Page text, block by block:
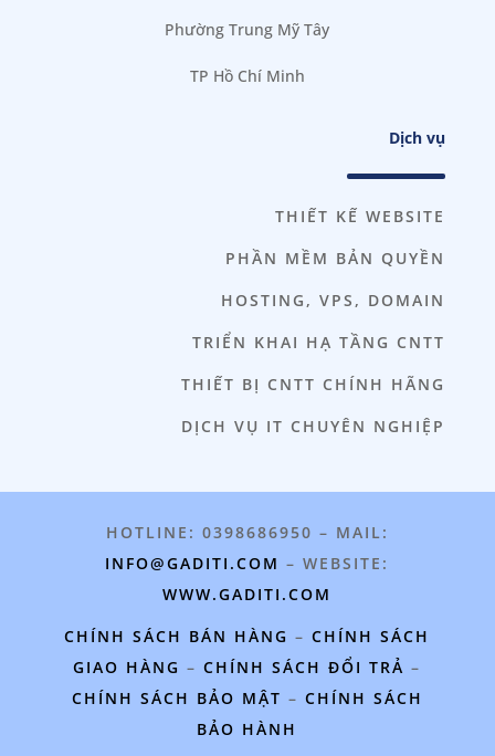
Phường Trung Mỹ Tây
TP Hồ Chí Minh
Dịch vụ
THIẾT KẾ WEBSITE
PHẦN MỀM BẢN QUYỀN
HOSTING, VPS, DOMAIN
TRIỂN KHAI HẠ TẦNG CNTT
THIẾT BỊ CNTT CHÍNH HÃNG
DỊCH VỤ IT CHUYÊN NGHIỆP
HOTLINE: 0398686950 – MAIL:
INFO@GADITI.COM – WEBSITE:
WWW.GADITI.COM
CHÍNH SÁCH BÁN HÀNG –CHÍNH SÁCH
GIAO HÀNG –CHÍNH SÁCH ĐỔI TRẢ –
CHÍNH SÁCH BẢO MẬT – CHÍNH SÁCH
BẢO HÀNH